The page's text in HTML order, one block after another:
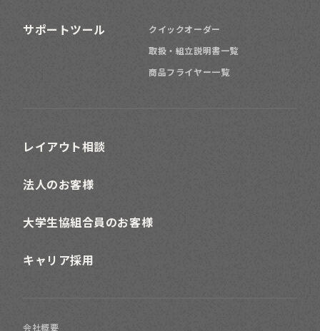
サポートツール
クイックオーダー
取扱・組立説明書一覧
商品フライヤー一覧
レイアウト相談
法人のお客様
大学生協組合員のお客様
キャリア採用
会社概要